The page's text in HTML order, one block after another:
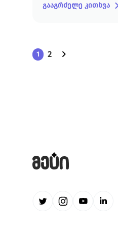
გააგრძელე კითხვა
1 2